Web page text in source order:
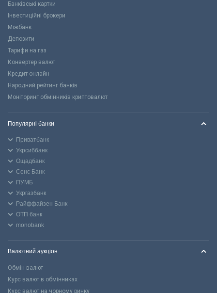
Банківські картки
Інвестиційні брокери
Міжбанк
Депозити
Тарифи на газ
Конвертер валют
Кредит онлайн
Народний рейтинг банків
Моніторинг обмінників криптовалют
Популярні банки
Приватбанк
Укрсиббанк
Ощадбанк
Сенс Банк
ПУМБ
Укргазбанк
Райффайзен Банк
ОТП банк
monobank
Валютний аукціон
Обмін валют
Курс валют в обмінниках
Курс валют на чорному ринку